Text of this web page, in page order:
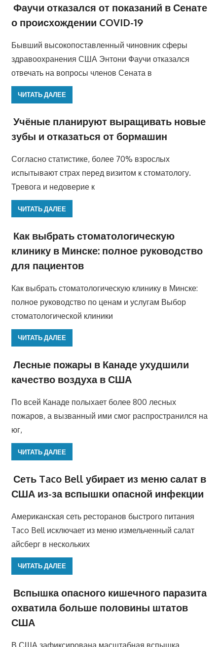
Фаучи отказался от показаний в Сенате
о происхождении COVID-19
Бывший высокопоставленный чиновник сферы
здравоохранения США Энтони Фаучи отказался
отвечать на вопросы членов Сената в
ЧИТАТЬ ДАЛЕЕ
Учёные планируют выращивать новые
зубы и отказаться от бормашин
Согласно статистике, более 70% взрослых
испытывают страх перед визитом к стоматологу.
Тревога и недоверие к
ЧИТАТЬ ДАЛЕЕ
Как выбрать стоматологическую
клинику в Минске: полное руководство
для пациентов
Как выбрать стоматологическую клинику в Минске:
полное руководство по ценам и услугам Выбор
стоматологической клиники
ЧИТАТЬ ДАЛЕЕ
Лесные пожары в Канаде ухудшили
качество воздуха в США
По всей Канаде полыхает более 800 лесных
пожаров, а вызванный ими смог распространился на
юг,
ЧИТАТЬ ДАЛЕЕ
Сеть Taco Bell убирает из меню салат в
США из-за вспышки опасной инфекции
Американская сеть ресторанов быстрого питания
Taco Bell исключает из меню измельченный салат
айсберг в нескольких
ЧИТАТЬ ДАЛЕЕ
Вспышка опасного кишечного паразита
охватила больше половины штатов
США
В США зафиксирована масштабная вспышка